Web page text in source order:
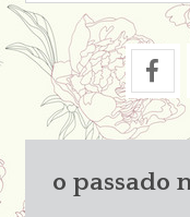
o passado